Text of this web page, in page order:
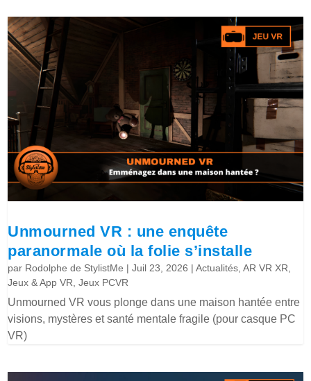
Unmourned VR : une enquête
paranormale où la folie s’installe
par Rodolphe de StylistMe |Juil 23, 2026 |Actualités ,AR VR XR
Jeux & App VR ,Jeux PCVR
Unmourned VR vous plonge dans une maison hantée entre
visions, mystères et santé mentale fragile (pour casque PC
VR)